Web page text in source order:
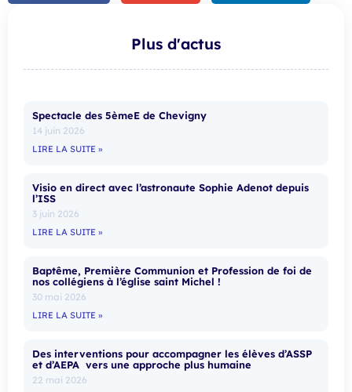
Plus d'actus
Spectacle des 5èmeE de Chevigny
14 juin 2026
LIRE LA SUITE »
Visio en direct avec l’astronaute Sophie Adenot depuis
l’ISS
3 juin 2026
LIRE LA SUITE »
Baptême, Première Communion et Profession de foi de
nos collégiens à l’église saint Michel !
30 mai 2026
LIRE LA SUITE »
Des interventions pour accompagner les élèves d’ASSP
et d’AEPA vers une approche plus humaine
22 mai 2026